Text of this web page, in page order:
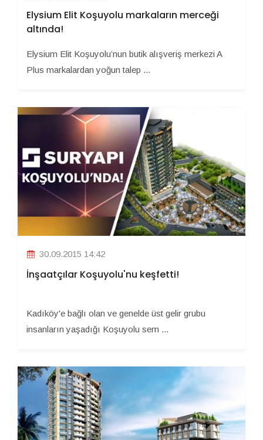
Elysium Elit Koşuyolu markaların merceği
altında!
Elysium Elit Koşuyolu’nun butik alışveriş merkezi A
Plus markalardan yoğun talep ...
30.09.2015 14:42
İnşaatçılar Koşuyolu'nu keşfetti!
Kadıköy'e bağlı olan ve genelde üst gelir grubu
insanların yaşadığı Koşuyolu sem ...